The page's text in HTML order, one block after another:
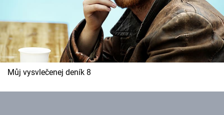
Můj vysvlečenej deník 8